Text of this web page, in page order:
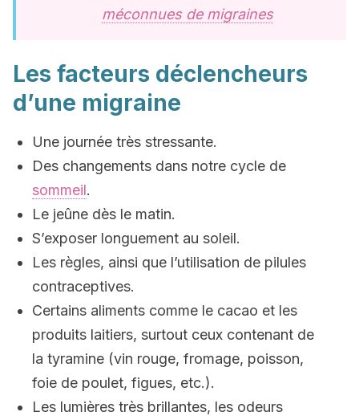
méconnues de migraines
Les facteurs déclencheurs
d’une migraine
Une journée très stressante.
Des changements dans notre cycle de
sommeil.
Le jeûne dès le matin.
S’exposer longuement au soleil.
Les règles, ainsi que l’utilisation de pilules
contraceptives.
Certains aliments comme le cacao et les
produits laitiers, surtout ceux contenant de
la tyramine (vin rouge, fromage, poisson,
foie de poulet, figues, etc.).
Les lumières très brillantes, les odeurs